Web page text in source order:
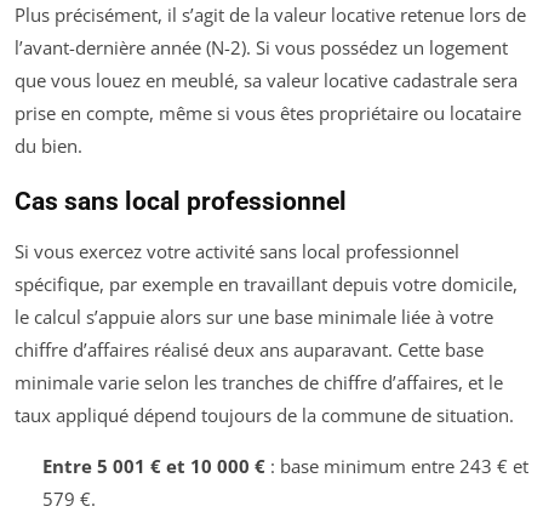
Plus précisément, il s’agit de la valeur locative retenue lors de
l’avant-dernière année (N-2). Si vous possédez un logement
que vous louez en meublé, sa valeur locative cadastrale sera
prise en compte, même si vous êtes propriétaire ou locataire
du bien.
Cas sans local professionnel
Si vous exercez votre activité sans local professionnel
spécifique, par exemple en travaillant depuis votre domicile,
le calcul s’appuie alors sur une base minimale liée à votre
chiffre d’affaires réalisé deux ans auparavant. Cette base
minimale varie selon les tranches de chiffre d’affaires, et le
taux appliqué dépend toujours de la commune de situation.
Entre 5 001 € et 10 000 €: base minimum entre 243 € et
579 €.